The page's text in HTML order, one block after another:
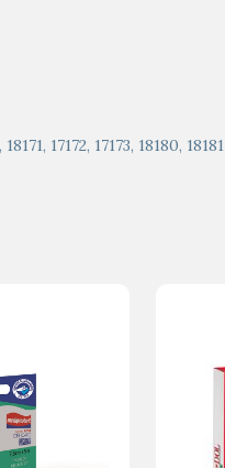
17172, 17173, 18180, 18181